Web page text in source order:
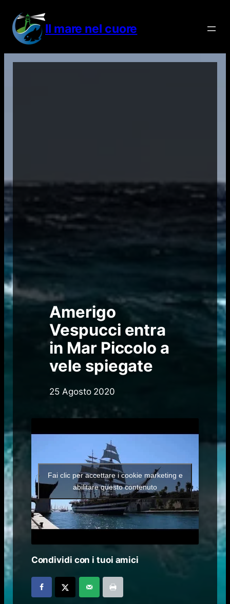
contenuto
Il mare nel cuore
Amerigo
Vespucci entra
in Mar Piccolo a
vele spiegate
25 Agosto 2020
Fai clic per accettare i cookie marketing e
abilitare questo contenuto
Condividi con i tuoi amici